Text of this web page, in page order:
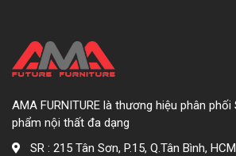
AMA FURNITURE là thương hiệu phân
phẩm nội thất đa dạng
SR : 215 Tân Sơn, P.15, Q.Tân Bình, HCM